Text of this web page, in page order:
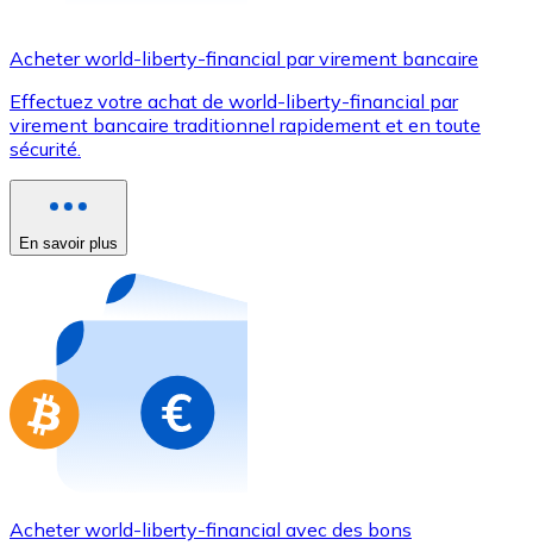
Acheter avec carte
Boutique - Cartes
Nouveau
Achetez des cartes-cadeaux de vos marques
Aller à la boutique de cartes-cadeaux
Acheter world-liberty-financial par virement bancaire
Effectuez votre achat de world-liberty-financial par
virement bancaire traditionnel rapidement et en toute
sécurité.
En savoir plus
Acheter world-liberty-financial avec des bons